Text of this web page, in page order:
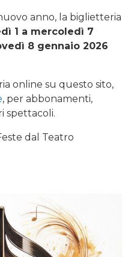
anno, la biglietteria
1 a mercoledì 7
8 gennaio 2026
online su questo sito,
, per abbonamenti,
spettacoli.
dal Teatro